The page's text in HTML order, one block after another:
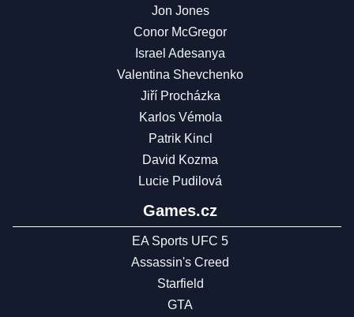
Jon Jones
Conor McGregor
Israel Adesanya
Valentina Shevchenko
Jiří Procházka
Karlos Vémola
Patrik Kincl
David Kozma
Lucie Pudilová
Games.cz
EA Sports UFC 5
Assassin's Creed
Starfield
GTA